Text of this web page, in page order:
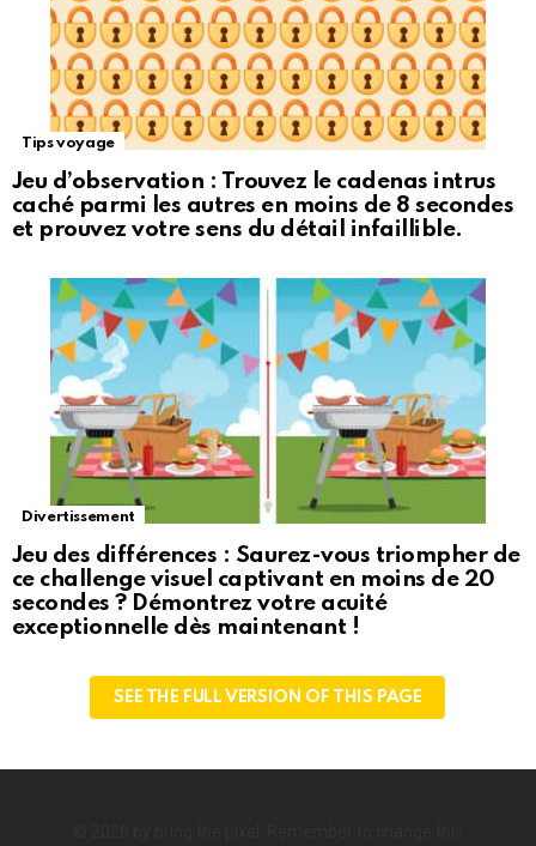
Tips voyage
Jeu d’observation : Trouvez le cadenas intrus
caché parmi les autres en moins de 8 secondes
et prouvez votre sens du détail infaillible.
Divertissement
Jeu des différences : Saurez-vous triompher de
ce challenge visuel captivant en moins de 20
secondes ? Démontrez votre acuité
exceptionnelle dès maintenant !
SEE THE FULL VERSION OF THIS PAGE